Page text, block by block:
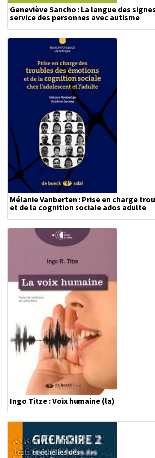
Geneviève Sancho : La langue des
service des personnes avec autisme
Mélanie Vanberten : Prise en charge
et de la cognition sociale ados adulte
Ingo Titze : Voix humaine (la)